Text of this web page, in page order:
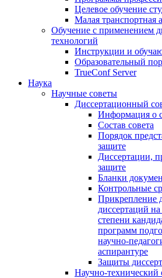
Целевое обучение
Малая транспортная
Обучение с применением
технологий
Инструкции и
Образовательный
TrueConf Server
Наука
Научные советы
Диссертационный
Информация о
Состав совета
Порядок
защите
Диссертации,
защите
Бланки
Контрольные
Прикрепление
диссертаций
степени
программ
научно-
аспирантуре
Защиты
Научно-технический